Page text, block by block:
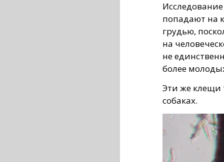
попадают на
грудью,
на
не
более
Эти же клещи
собаках.